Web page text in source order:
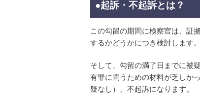
●起訴・不起訴とは？
この勾留の期間に検察官は、証
するかどうかにつき検討します。
そして、勾留の満了日までに被
有罪に問うための材料が乏しか
疑なし）、不起訴になります。